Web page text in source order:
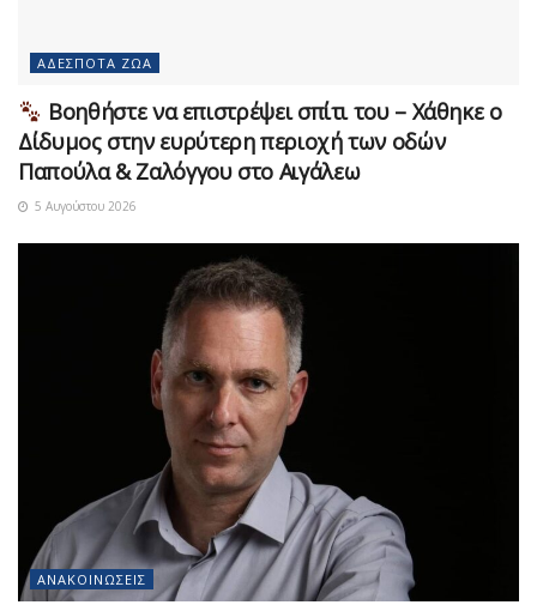
ΑΔΈΣΠΟΤΑ ΖΏΑ
Βοηθήστε να επιστρέψει σπίτι του – Χάθηκε ο
Δίδυμος στην ευρύτερη περιοχή των οδών
Παπούλα & Ζαλόγγου στο Αιγάλεω
5 Αυγούστου 2026
ΑΝΑΚΟΙΝΏΣΕΙΣ